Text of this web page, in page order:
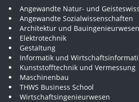
Angewandte Natur- und
Angewandte Sozialwissenschaften
Architektur und Bauingenieurwesen
Elektrotechnik
Gestaltung
Informatik und
Kunststofftechnik und Vermessung
Maschinenbau
THWS Business School
Wirtschaftsingenieurwesen